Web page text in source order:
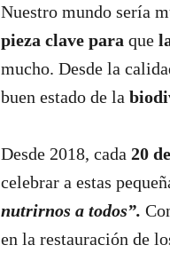
Nuestro mundo sería
pieza clave para que
mucho. Desde la
buen estado de la
Desde 2018, cada 20
celebrar a estas
nutrirnos a todos”.
en la restauración de